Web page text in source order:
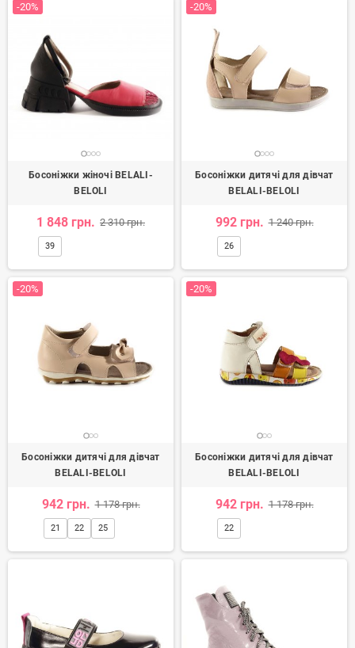
-20%
Босоніжки жіночі BELALI-
BELOLI
1 848 грн. 2 310 грн.
39
-20%
Босоніжки дитячі для дівчат
BELALI-BELOLI
992 грн. 1 240 грн.
26
-20%
Босоніжки дитячі для дівчат
BELALI-BELOLI
942 грн. 1 178 грн.
21 22 25
-20%
Босоніжки дитячі для дівчат
BELALI-BELOLI
942 грн. 1 178 грн.
22